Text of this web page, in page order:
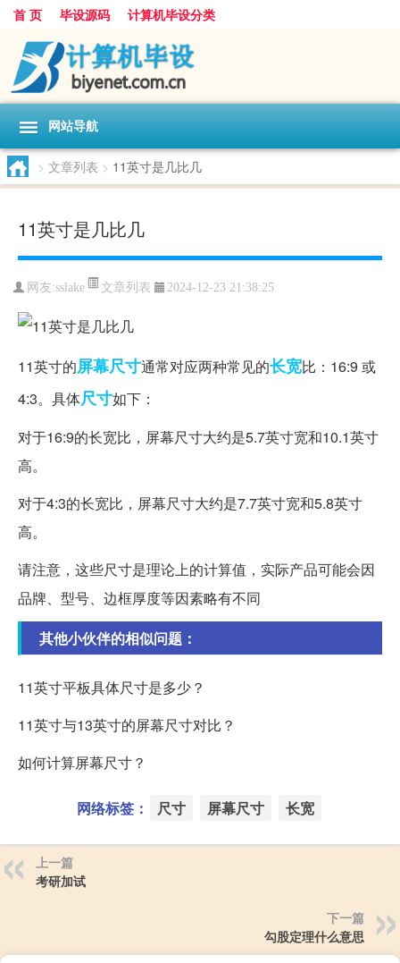
首 页 毕设源码 计算机毕设分类
网站导航
> 文章列表 > 11英寸是几比几
11英寸是几比几
网友:sslake 文章列表 2024-12-23 21:38:25
11英寸的屏幕尺寸通常对应两种常见的长宽比：16:9 或
4:3。具体尺寸如下：
对于16:9的长宽比，屏幕尺寸大约是5.7英寸宽和10.1英寸
高。
对于4:3的长宽比，屏幕尺寸大约是7.7英寸宽和5.8英寸
高。
请注意，这些尺寸是理论上的计算值，实际产品可能会因
品牌、型号、边框厚度等因素略有不同
其他小伙伴的相似问题：
11英寸平板具体尺寸是多少？
11英寸与13英寸的屏幕尺寸对比？
如何计算屏幕尺寸？
网络标签： 尺寸 屏幕尺寸 长宽
上一篇
考研加试
下一篇
勾股定理什么意思